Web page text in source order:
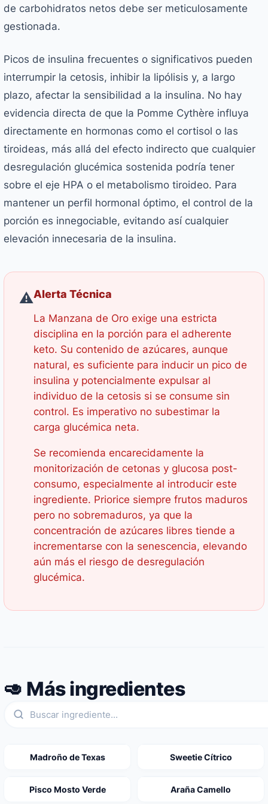
de carbohidratos netos debe ser meticulosamente
gestionada.
Picos de insulina frecuentes o significativos pueden
interrumpir la cetosis, inhibir la lipólisis y, a largo
plazo, afectar la sensibilidad a la insulina. No hay
evidencia directa de que la Pomme Cythère influya
directamente en hormonas como el cortisol o las
tiroideas, más allá del efecto indirecto que cualquier
desregulación glucémica sostenida podría tener
sobre el eje HPA o el metabolismo tiroideo. Para
mantener un perfil hormonal óptimo, el control de la
porción es innegociable, evitando así cualquier
elevación innecesaria de la insulina.
⚠️Alerta Técnica
La Manzana de Oro exige una estricta
disciplina en la porción para el adherente
keto. Su contenido de azúcares, aunque
natural, es suficiente para inducir un pico de
insulina y potencialmente expulsar al
individuo de la cetosis si se consume sin
control. Es imperativo no subestimar la
carga glucémica neta.
Se recomienda encarecidamente la
monitorización de cetonas y glucosa post-
consumo, especialmente al introducir este
ingrediente. Priorice siempre frutos maduros
pero no sobremaduros, ya que la
concentración de azúcares libres tiende a
incrementarse con la senescencia, elevando
aún más el riesgo de desregulación
glucémica.
🥑 Más ingredientes
Madroño de Texas Sweetie Cítrico
Pisco Mosto Verde Araña Camello